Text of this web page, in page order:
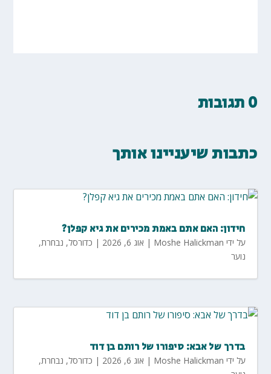
0 תגובות
כתבות שיעניינו אותך
חידון: האם אתם באמת מכירים את גיא קפלן?
על ידי Moshe Halickman
| אוג 6, 2026 | כדורסל, נבחרת,
נוער
בדרך של אבא: סיפורו של רותם בן דוד
על ידי Moshe Halickman
| אוג 6, 2026 | כדורסל, נבחרת,